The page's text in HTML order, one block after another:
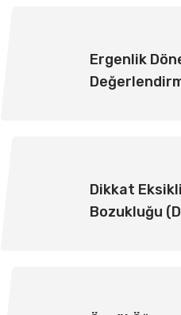
Ergenlik
Dikkat
Bozukluğu